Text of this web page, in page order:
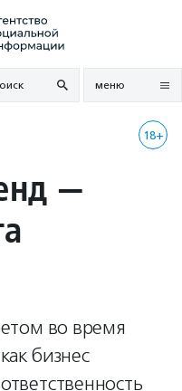
меню
18+
—
во время
бизнес